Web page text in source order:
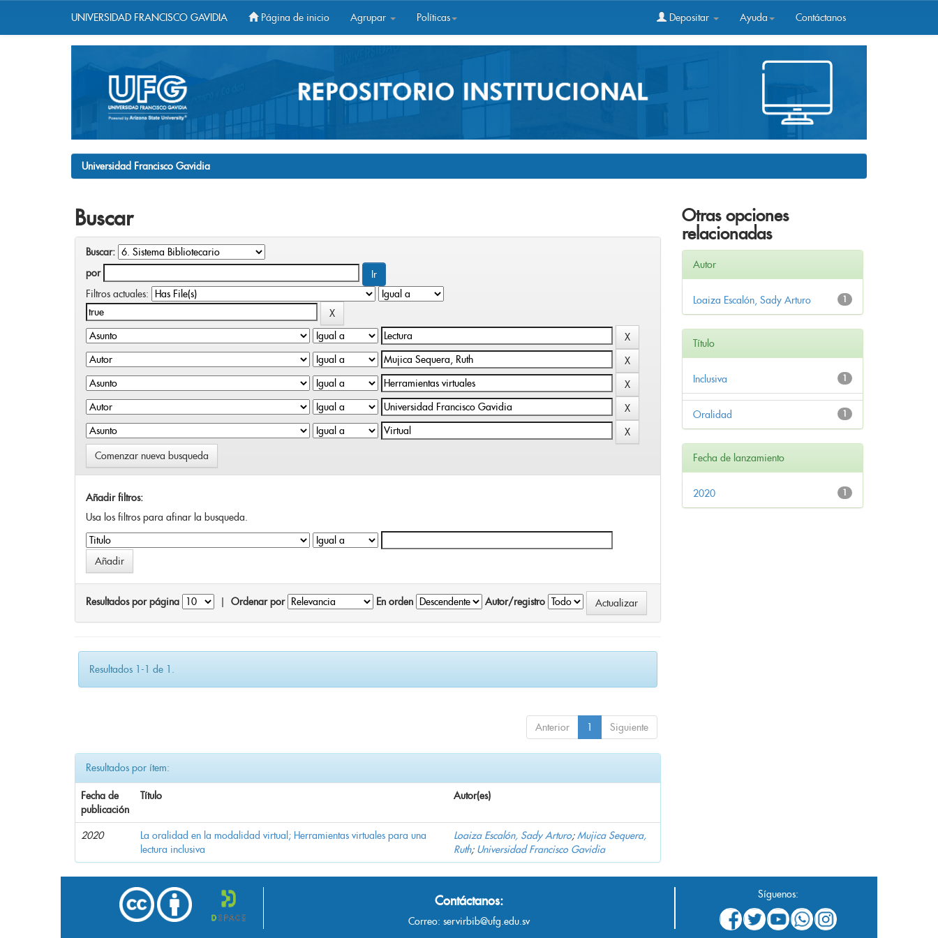
UNIVERSIDAD FRANCISCO GAVIDIA Página de inicio Agrupar Políticas Depositar Ayuda Contáctanos
Universidad Francisco Gavidia
Buscar
Buscar:
por
Filtros actuales:
Comenzar nueva busqueda
Añadir filtros:
Usa los filtros para afinar la busqueda.
Resultados por página Ordenar por En orden Autor/registro
Resultados 1-1 de 1.
Anterior 1 Siguiente
Resultados por ítem:
Fecha de
publicación
Título Autor(es)
2020
La oralidad en la modalidad virtual; Herramientas virtuales para una
lectura inclusiva
Loaiza Escalón, Sady Arturo;Mujica Sequera,
Ruth; Universidad Francisco Gavidia
Otras opciones
relacionadas
Autor
1
Loaiza Escalón, Sady Arturo
Título
1
Inclusiva
1
Oralidad
Fecha de lanzamiento
1
2020
Contáctanos:
Correo: servirbib@ufg.edu.sv
Síguenos: